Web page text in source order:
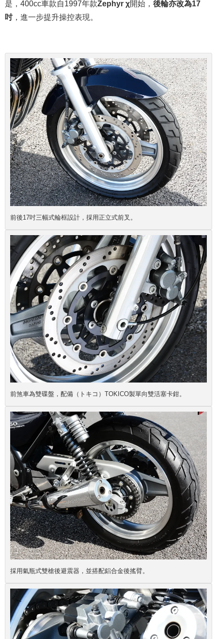
是，400cc車款自1997年款Zephyr χ開始， 後輪亦改為17
吋，進一步提升操控表現。
前後17吋三幅式輪框設計，採用正立式前叉。
前煞車為雙碟盤，配備（トキコ）TOKICO製單向雙活塞卡鉗。
採用氣瓶式雙槍後避震器，並搭配鋁合金後搖臂。